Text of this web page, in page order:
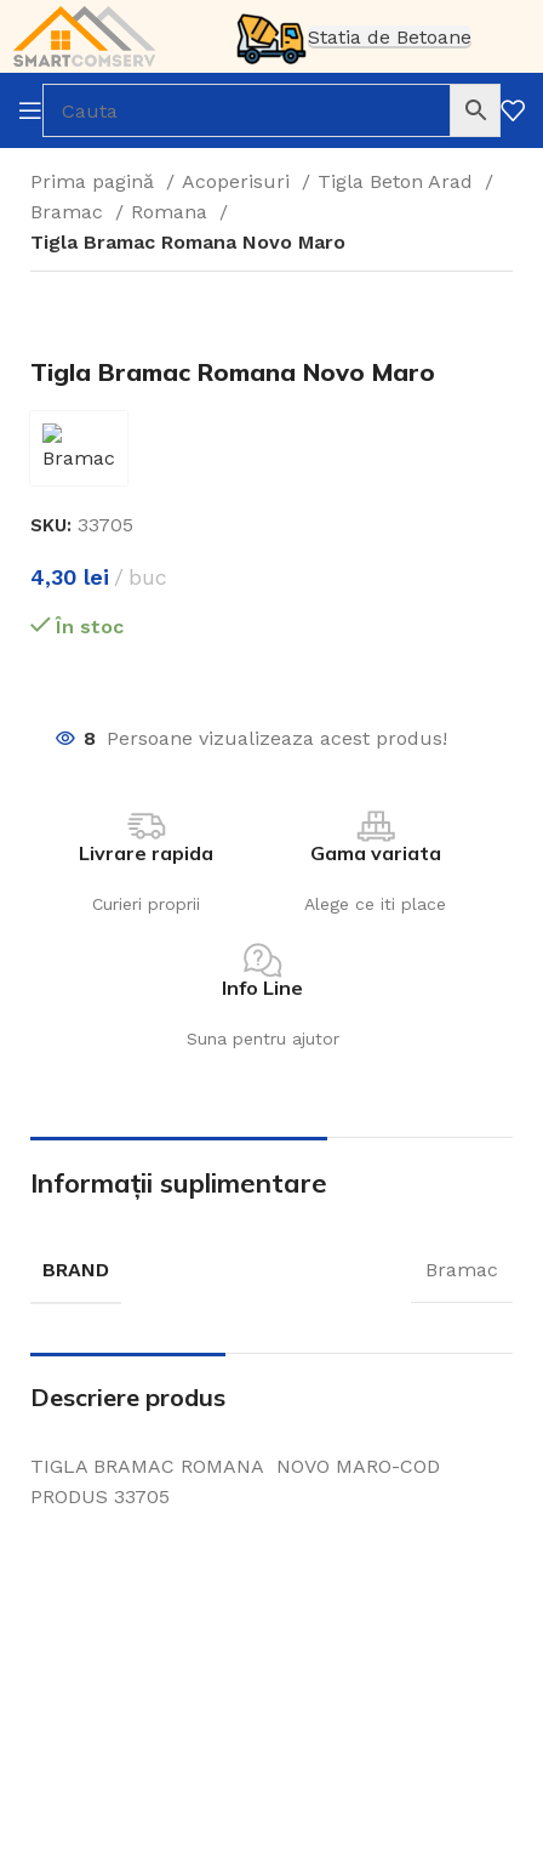
Statia de Betoane
Prima pagină Acoperisuri
Tigla Beton Arad
Bramac
Romana
Tigla Bramac Romana Novo Maro
Tigla Bramac Romana Novo Maro
SKU: 33705
4,30 lei buc
În stoc
8 Persoane vizualizeaza acest produs!
Livrare rapida
Curieri proprii
Gama variata
Alege ce iti place
Info Line
Suna pentru ajutor
Informații suplimentare
BRAND Bramac
Descriere produs
TIGLA BRAMAC ROMANA NOVO MARO-COD
PRODUS 33705